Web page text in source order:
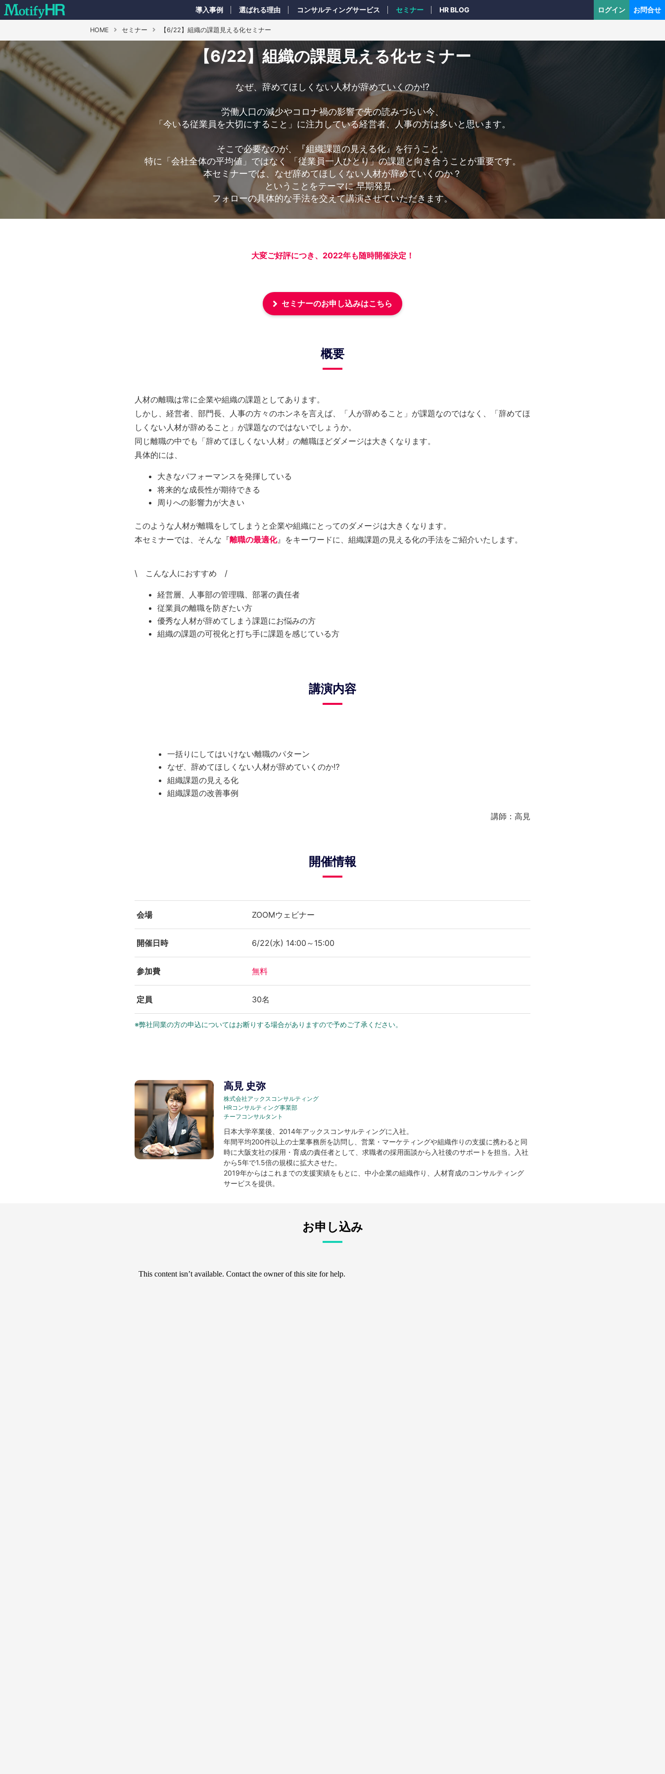
導入事例 選ばれる理由 コンサルティングサービス セミナー HR BLOG ログイン お問合せ
HOME セミナー 【6/22】組織の課題見える化セミナー
【6/22】組織の課題見える化セミナー
なぜ、辞めてほしくない人材が辞めていくのか⁉
労働人口の減少やコロナ禍の影響で先の読みづらい今、
「今いる従業員を大切にすること」に注力している経営者、人事の方は多いと思います。
そこで必要なのが、『組織課題の見える化』を行うこと。
特に「会社全体の平均値」ではなく 「従業員一人ひとり」の課題と向き合うことが重要です。
本セミナーでは、なぜ辞めてほしくない人材が辞めていくのか？
ということをテーマに 早期発見、
フォローの具体的な手法を交えて講演させていただきます。
大変ご好評につき、2022年も随時開催決定！
セミナーのお申し込みはこちら
概要
人材の離職は常に企業や組織の課題としてあります。
しかし、経営者、部門長、人事の方々のホンネを言えば、「人が辞めること」が課題なのではなく、「辞めてほ
しくない人材が辞めること」が課題なのではないでしょうか。
同じ離職の中でも「辞めてほしくない人材」の離職ほどダメージは大きくなります。
具体的には、
大きなパフォーマンスを発揮している
将来的な成長性が期待できる
周りへの影響力が大きい
このような人材が離職をしてしまうと企業や組織にとってのダメージは大きくなります。
本セミナーでは、そんな『離職の最適化』をキーワードに、組織課題の見える化の手法をご紹介いたします。
\ こんな人におすすめ /
経営層、人事部の管理職、部署の責任者
従業員の離職を防ぎたい方
優秀な人材が辞めてしまう課題にお悩みの方
組織の課題の可視化と打ち手に課題を感じている方
講演内容
一括りにしてはいけない離職のパターン
なぜ、辞めてほしくない人材が辞めていくのか⁉
組織課題の見える化
組織課題の改善事例
講師：高見
開催情報
会場 ZOOMウェビナー
開催日時 6/22(水) 14:00～15:00
参加費 無料
定員 30名
※弊社同業の方の申込についてはお断りする場合がありますので予めご了承ください。
高見 史弥
株式会社アックスコンサルティング
HRコンサルティング事業部
チーフコンサルタント
日本大学卒業後、2014年アックスコンサルティングに入社。
年間平均200件以上の士業事務所を訪問し、営業・マーケティングや組織作りの支援に携わると同
時に大阪支社の採用・育成の責任者として、求職者の採用面談から入社後のサポートを担当。入社
から5年で1.5倍の規模に拡大させた。
2019年からはこれまでの支援実績をもとに、中小企業の組織作り、人材育成のコンサルティング
サービスを提供。
お申し込み